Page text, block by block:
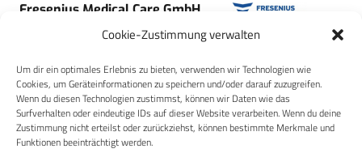
Cookie-Zustimmung verwalten
Um dir ein optimales Erlebnis zu bieten, verwenden wir Technologien wie
Cookies, um Geräteinformationen zu speichern und/oder darauf zuzugreifen.
Wenn du diesen Technologien zustimmst, können wir Daten wie das
Surfverhalten oder eindeutige IDs auf dieser Website verarbeiten. Wenn du deine
Zustimmung nicht erteilst oder zurückziehst, können bestimmte Merkmale und
Funktionen beeinträchtigt werden.
Fresenius Medical Care GmbH
BWI GmbH